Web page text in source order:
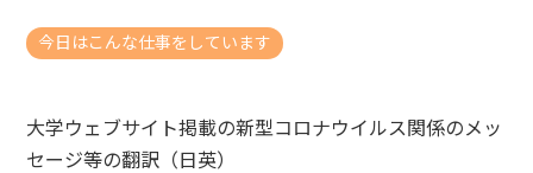
今日はこんな仕事をしています
大学ウェブサイト掲載の新型コロナウイルス関係のメッ
セージ等の翻訳（日英）